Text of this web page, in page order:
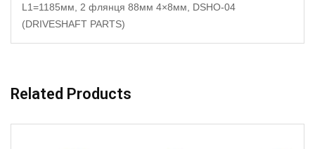
L1=1185мм, 2 флянця 88мм 4×8мм, DSHO-04
(DRIVESHAFT PARTS)
Related Products